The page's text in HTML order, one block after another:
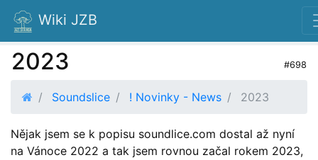
Wiki JZB
2023 #698
Soundslice ! Novinky - News 2023
Nějak jsem se k popisu soundlice.com dostal až nyní
na Vánoce 2022 a tak jsem rovnou začal rokem 2023,